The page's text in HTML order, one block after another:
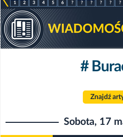
1 2 3 4 5 6 ? ? ? ? ? ?
#
Znajdź
Sobota, 17